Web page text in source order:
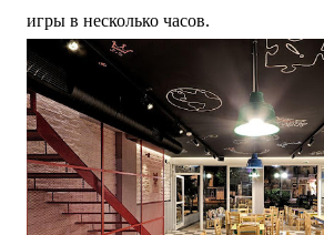
игры в несколько часов.